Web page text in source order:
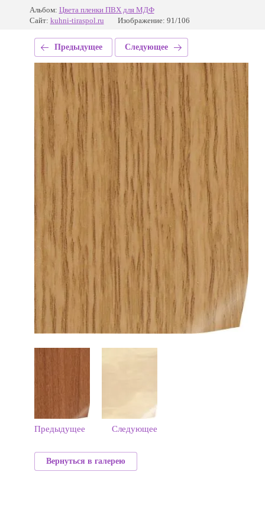
Альбом: Цвета пленки ПВХ для МДФ
Сайт: kuhni-tiraspol.ru Изображение: 91/106
Предыдущее Следующее
Предыдущее Следующее
Вернуться в галерею